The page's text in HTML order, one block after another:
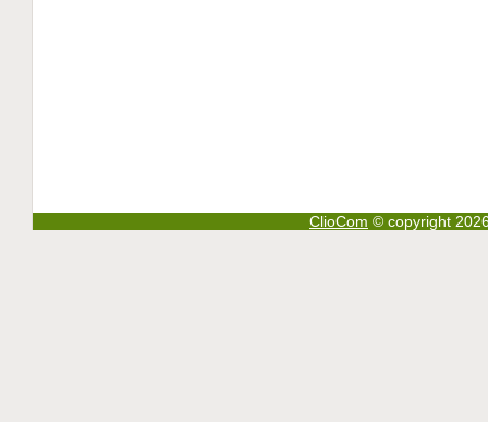
ClioCom © copyright